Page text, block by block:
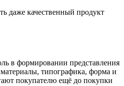
даже качественный продукт
в формировании представления
типографика, форма и
покупателю ещё до покупки